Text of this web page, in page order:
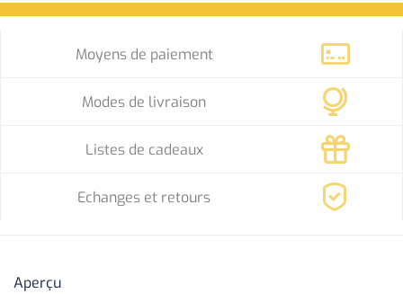
Moyens de paiement
Modes de livraison
Listes de cadeaux
Echanges et retours
Aperçu